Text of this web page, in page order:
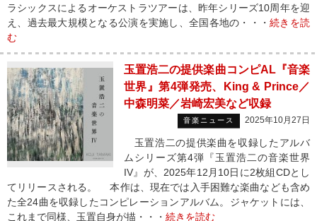
ラシックスによるオーケストラツアーは、昨年シリーズ10周年を迎
え、過去最大規模となる公演を実施し、全国各地の・・・続きを読
む
玉置浩二の提供楽曲コンピAL『音楽
世界』第4弾発売、King & Prince／
中森明菜／岩崎宏美など収録
音楽ニュース 2025年10月27日
玉置浩二の提供楽曲を収録したアルバ
ムシリーズ第4弾『玉置浩二の音楽世界
IV』が、2025年12月10日に2枚組CDとし
てリリースされる。 本作は、現在では入手困難な楽曲なども含め
た全24曲を収録したコンピレーションアルバム。ジャケットには、
これまで同様、玉置自身が描・・・ 続きを読む